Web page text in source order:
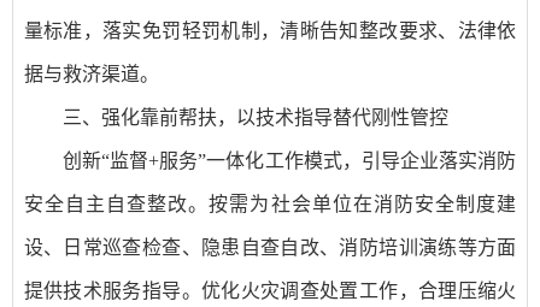
量标准，落实免罚轻罚机制，清晰告知整改要求、法律依
据与救济渠道。
三、强化靠前帮扶，以技术指导替代刚性管控
创新“监督+服务”一体化工作模式，引导企业落实消防
安全自主自查整改。按需为社会单位在消防安全制度建
设、日常巡查检查、隐患自查自改、消防培训演练等方面
提供技术服务指导。优化火灾调查处置工作，合理压缩火